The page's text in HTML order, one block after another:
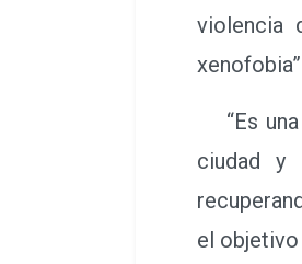
violencia
“Es una
ciudad
el objetivo